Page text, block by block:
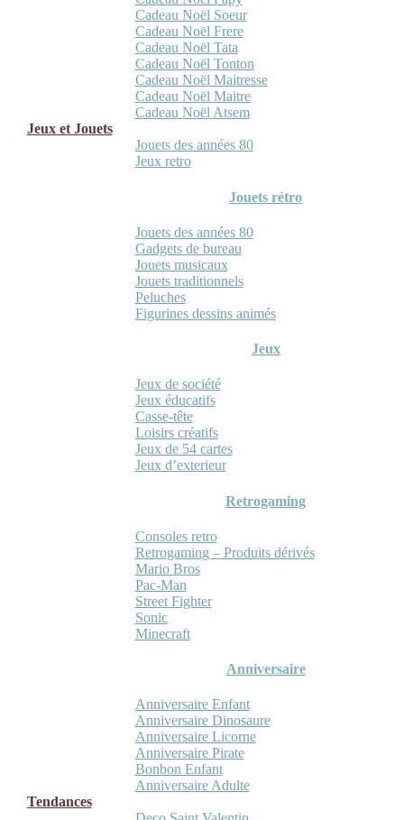
Cadeau Noël Soeur
Cadeau Noël Frere
Cadeau Noël Tata
Cadeau Noël Tonton
Cadeau Noël Maitresse
Cadeau Noël Maitre
Cadeau Noël Atsem
Jeux et Jouets
Jouets des années 80
Jeux retro
Jouets rétro
Jouets des années 80
Gadgets de bureau
Jouets musicaux
Jouets traditionnels
Peluches
Figurines dessins animés
Jeux
Jeux de société
Jeux éducatifs
Casse-tête
Loisirs créatifs
Jeux de 54 cartes
Jeux d’exterieur
Retrogaming
Consoles retro
Retrogaming – Produits dérivés
Mario Bros
Pac-Man
Street Fighter
Sonic
Minecraft
Anniversaire
Anniversaire Enfant
Anniversaire Dinosaure
Anniversaire Licorne
Anniversaire Pirate
Bonbon Enfant
Anniversaire Adulte
Tendances